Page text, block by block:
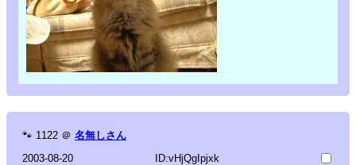
🐾 1122 ＠ 名無しさん
2003-08-20
ID:vHjQgIpjxk